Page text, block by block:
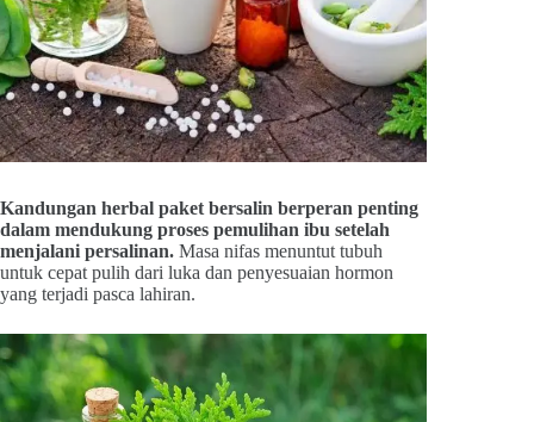
Kandungan herbal paket bersalin berperan penting
dalam mendukung proses pemulihan ibu setelah
menjalani persalinan. Masa nifas menuntut tubuh
untuk cepat pulih dari luka dan penyesuaian hormon
yang terjadi pasca lahiran.